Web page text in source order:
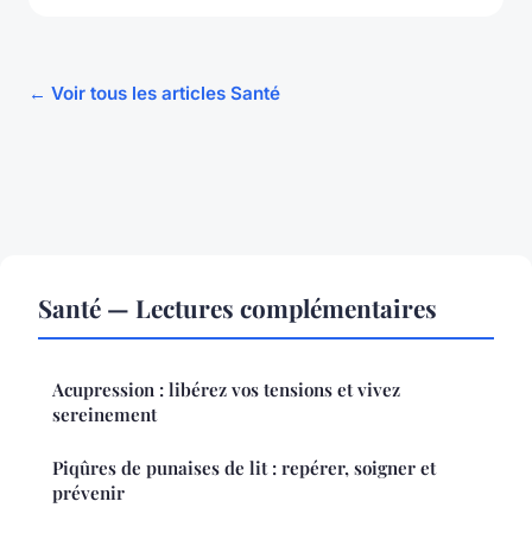
← Voir tous les articles Santé
Santé — Lectures complémentaires
Acupression : libérez vos tensions et vivez
sereinement
Piqûres de punaises de lit : repérer, soigner et
prévenir